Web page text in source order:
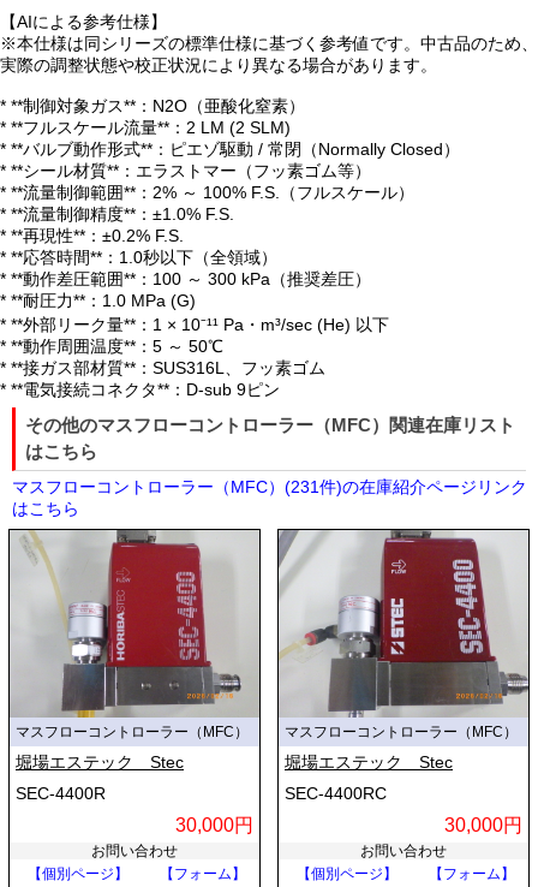
【AIによる参考仕様】
※本仕様は同シリーズの標準仕様に基づく参考値です。中古品のため、
実際の調整状態や校正状況により異なる場合があります。
* **制御対象ガス**：N2O（亜酸化窒素）
* **フルスケール流量**：2 LM (2 SLM)
* **バルブ動作形式**：ピエゾ駆動 / 常閉（Normally Closed）
* **シール材質**：エラストマー（フッ素ゴム等）
* **流量制御範囲**：2% ～ 100% F.S.（フルスケール）
* **流量制御精度**：±1.0% F.S.
* **再現性**：±0.2% F.S.
* **応答時間**：1.0秒以下（全領域）
* **動作差圧範囲**：100 ～ 300 kPa（推奨差圧）
* **耐圧力**：1.0 MPa (G)
* **外部リーク量**：1 × 10⁻¹¹ Pa・m³/sec (He) 以下
* **動作周囲温度**：5 ～ 50℃
* **接ガス部材質**：SUS316L、フッ素ゴム
* **電気接続コネクタ**：D-sub 9ピン
その他のマスフローコントローラー（MFC）関連在庫リスト
はこちら
マスフローコントローラー（MFC）(231件)の在庫紹介ページリンク
はこちら
マスフローコントローラー（MFC）
堀場エステック Stec
SEC-4400R
30,000円
お問い合わせ
【個別ページ】
【フォーム】
マスフローコントローラー（MFC）
堀場エステック Stec
SEC-4400RC
30,000円
お問い合わせ
【個別ページ】
【フォーム】